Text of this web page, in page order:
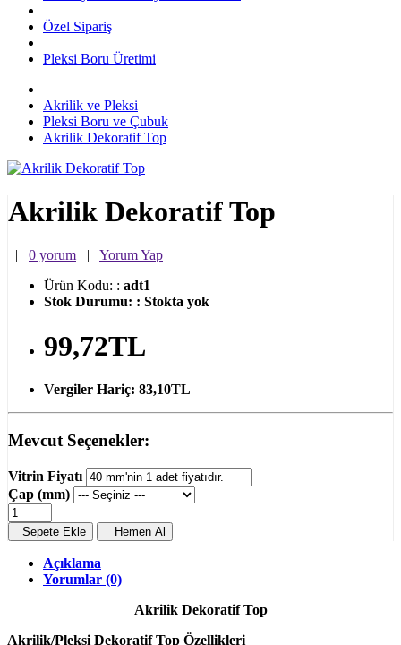
Özel Sipariş
Pleksi Boru Üretimi
Akrilik ve Pleksi
Pleksi Boru ve Çubuk
Akrilik Dekoratif Top
Akrilik Dekoratif Top
0 yorum
Yorum Yap
Ürün Kodu: : adt1
Stok Durumu: : Stokta yok
99,72TL
Vergiler Hariç: 83,10TL
Mevcut Seçenekler:
Vitrin Fiyatı
Çap (mm)
Sepete Ekle Hemen Al
Açıklama
Yorumlar (0)
Akrilik Dekoratif Top
Akrilik/Pleksi Dekoratif Top Özellikleri